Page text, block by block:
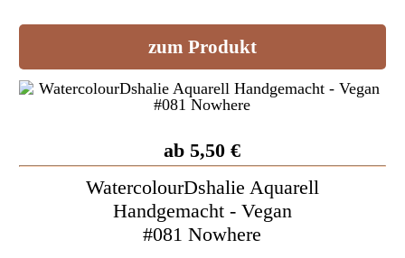
zum Produkt
ab 5,50 €
WatercolourDshalie Aquarell
Handgemacht - Vegan
#081 Nowhere